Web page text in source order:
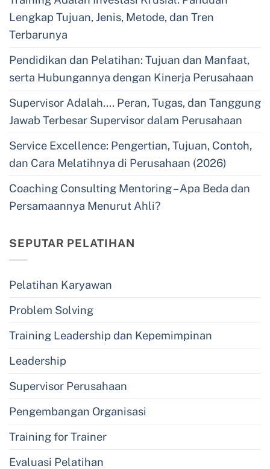
Lengkap Tujuan, Jenis, Metode, dan Tren
Terbarunya
Pendidikan dan Pelatihan: Tujuan dan Manfaat,
serta Hubungannya dengan Kinerja Perusahaan
Supervisor Adalah…. Peran, Tugas, dan Tanggung
Jawab Terbesar Supervisor dalam Perusahaan
Service Excellence: Pengertian, Tujuan, Contoh,
dan Cara Melatihnya di Perusahaan (2026)
Coaching Consulting Mentoring – Apa Beda dan
Persamaannya Menurut Ahli?
SEPUTAR PELATIHAN
Pelatihan Karyawan
Problem Solving
Training Leadership dan Kepemimpinan
Leadership
Supervisor Perusahaan
Pengembangan Organisasi
Training for Trainer
Evaluasi Pelatihan